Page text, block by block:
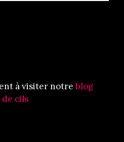
à visiter notreblog
cils